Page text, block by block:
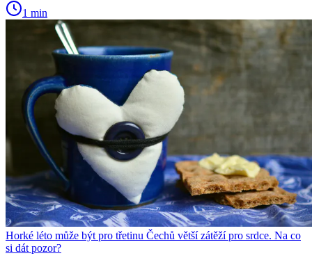
1 min
Horké léto může být pro třetinu Čechů větší zátěží pro srdce. Na co
si dát pozor?